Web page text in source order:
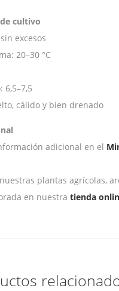
cultivo
excesos
20–30 °C
6,5–7,5
cálido y bien drenado
adicional en el
plantas agrícolas,
en nuestra tienda